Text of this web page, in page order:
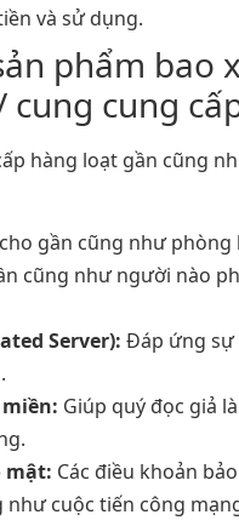
và sử dụng.
phẩm bao
cung
hàng loạt gần cũng
gần cũng như phòng
cũng như người nào
Server): Đáp ứng sự
Giúp quý đọc giả
mật: Các điều khoản
như cuộc tiến công